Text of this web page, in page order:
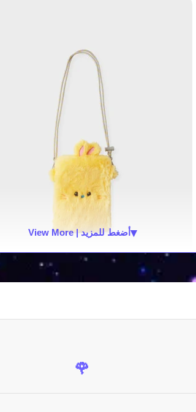
View More | أضغط للمزيد▾
🌹